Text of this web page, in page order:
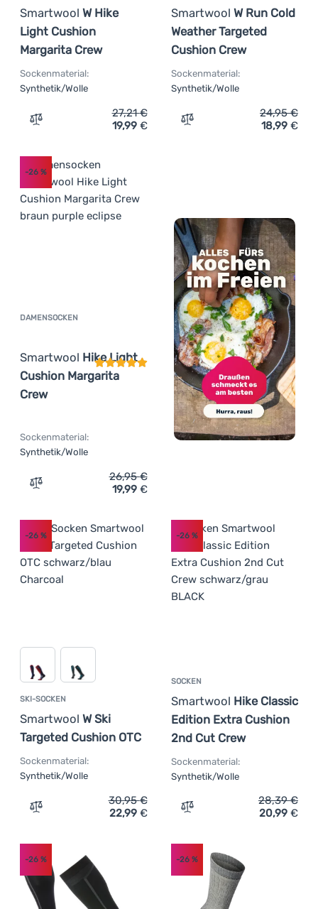
Smartwool W Hike
Light Cushion
Margarita Crew
Sockenmaterial:
Synthetik/Wolle
Zum Vergleich 'Damensocken Smartwool W Hike Light
27,21€
19,99 €
Smartwool W Run Cold
Weather Targeted
Cushion Crew
Sockenmaterial:
Synthetik/Wolle
Zum Vergleich
24,95€
18,99 €
DAMENSOCKEN
Smartwool Hike Light
Cushion Margarita
Crew
Kundenbewertung
-26 %
Sockenmaterial:
Synthetik/Wolle
Zum Vergleich 'Damensocken Smartwool Hike Light
26,95€
19,99 €
SKI-SOCKEN
Smartwool W Ski
Targeted Cushion OTC
-26 %
Sockenmaterial:
Synthetik/Wolle
Zum Vergleich 'Ski-Socken Smartwool W Ski Targeted
30,95€
22,99 €
SOCKEN
Smartwool Hike Classic
Edition Extra Cushion
2nd Cut Crew
-26%
Sockenmaterial:
Synthetik/Wolle
Zum Vergleich 'Socken
28,39€
20,99 €
-26 % -26%